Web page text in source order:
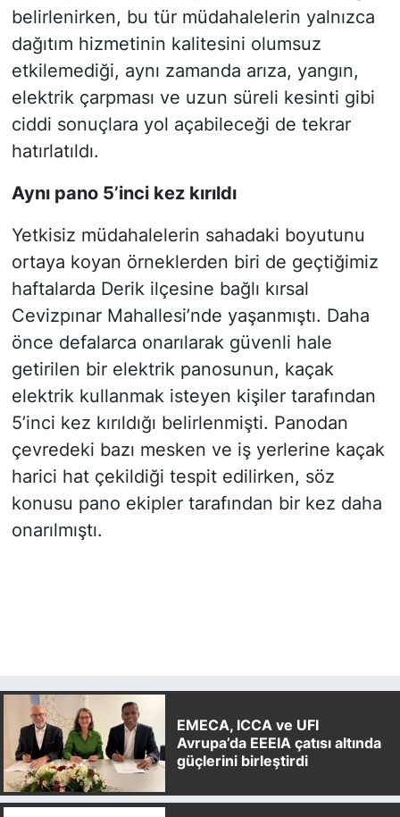
belirlenirken, bu tür müdahalelerin yalnızca
dağıtım hizmetinin kalitesini olumsuz
etkilemediği, aynı zamanda arıza, yangın,
elektrik çarpması ve uzun süreli kesinti gibi
ciddi sonuçlara yol açabileceği de tekrar
hatırlatıldı.
Aynı pano 5’inci kez kırıldı
Yetkisiz müdahalelerin sahadaki boyutunu
ortaya koyan örneklerden biri de geçtiğimiz
haftalarda Derik ilçesine bağlı kırsal
Cevizpınar Mahallesi’nde yaşanmıştı. Daha
önce defalarca onarılarak güvenli hale
getirilen bir elektrik panosunun, kaçak
elektrik kullanmak isteyen kişiler tarafından
5’inci kez kırıldığı belirlenmişti. Panodan
çevredeki bazı mesken ve iş yerlerine kaçak
harici hat çekildiği tespit edilirken, söz
konusu pano ekipler tarafından bir kez daha
onarılmıştı.
EMECA, ICCA ve UFI
Avrupa’da EEEIA çatısı altında
güçlerini birleştirdi